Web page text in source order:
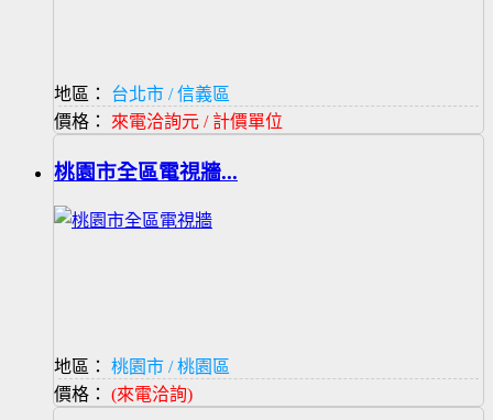
地區：
台北市 / 信義區
價格： 來電洽詢元 / 計價單位
桃園市全區電視牆...
地區：
桃園市 / 桃園區
價格： (來電洽詢)